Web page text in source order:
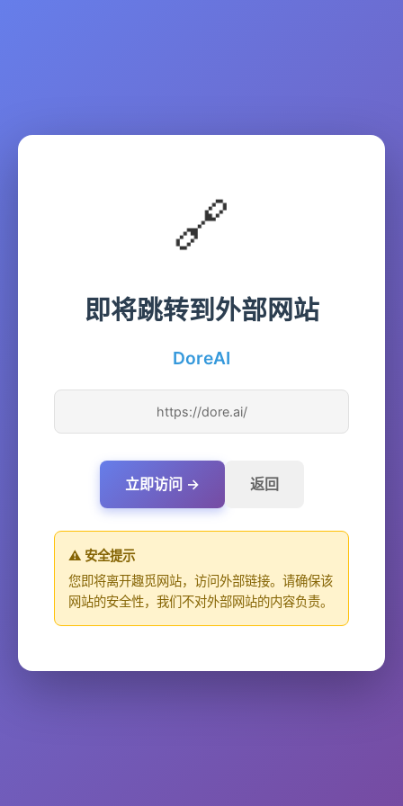
🔗
即将跳转到外部网站
DoreAI
https://dore.ai/
立即访问 → 返回
⚠️ 安全提示
您即将离开趣觅网站，访问外部链接。请确保该
网站的安全性，我们不对外部网站的内容负责。